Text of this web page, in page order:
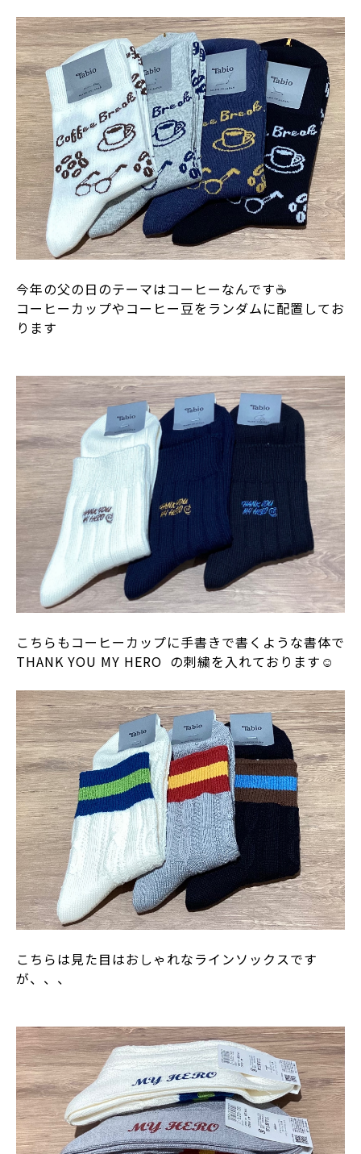
今年の父の日のテーマはコーヒーなんです☕️
コーヒーカップやコーヒー豆をランダムに配置してお
ります
こちらもコーヒーカップに手書きで書くような書体で
THANK YOU MY HERO の刺繍を入れております☺️
こちらは見た目はおしゃれなラインソックスです
が、、、